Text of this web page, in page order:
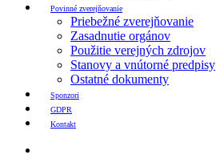
Povinné zverejňovanie
Priebežné zverejňovanie
Zasadnutie orgánov
Použitie verejných zdrojov
Stanovy a vnútorné predpisy
Ostatné dokumenty
Sponzori
GDPR
Kontakt